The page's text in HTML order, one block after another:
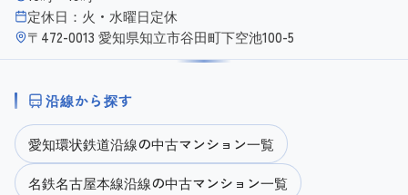
定休日：火・水曜日定休
〒472-0013 愛知県知立市谷田町下空池100-5
沿線から探す
愛知環状鉄道沿線の中古マンション一覧
名鉄名古屋本線沿線の中古マンション一覧